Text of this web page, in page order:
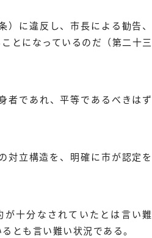
）に違反し、市長による勧告、
とになっているのだ（第二十三
者であれ、平等であるべきはず
対立構造を、明確に市が認定を
十分なされていたとは言い難
とも言い難い状況である。